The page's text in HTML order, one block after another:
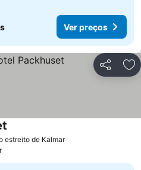
Ver preços
Partilhar
estreito de Kalmar